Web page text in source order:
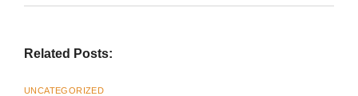
Related Posts:
UNCATEGORIZED